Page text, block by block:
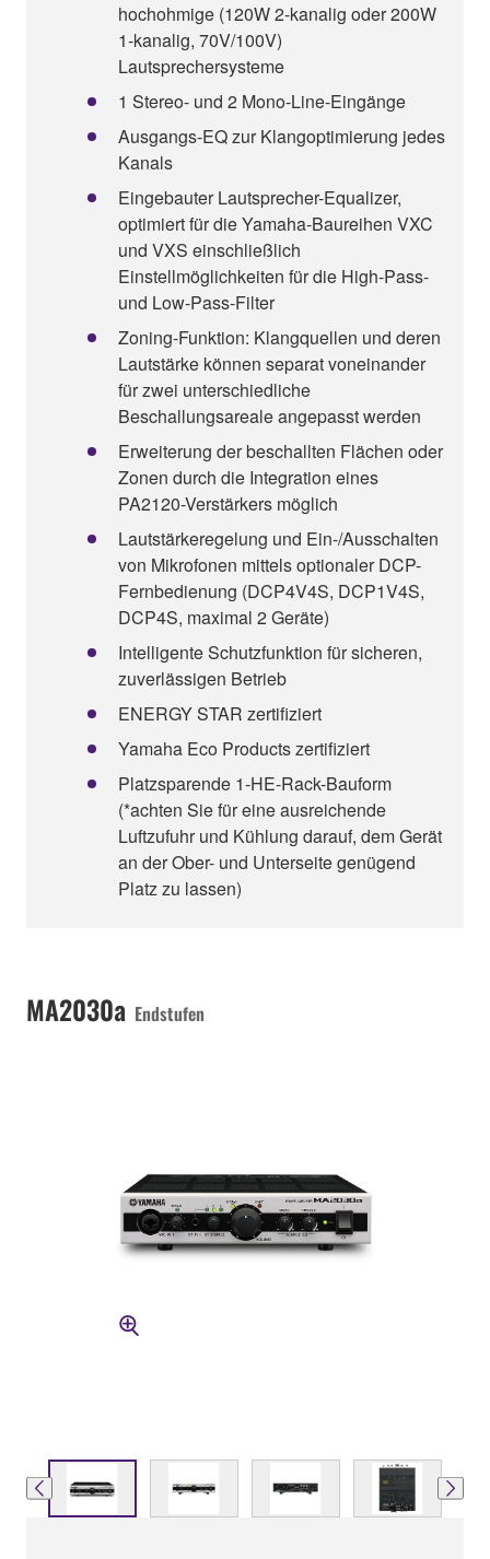
hochohmige (120W 2-kanalig oder 200W
1-kanalig, 70V/100V)
Lautsprechersysteme
1 Stereo- und 2 Mono-Line-Eingänge
Ausgangs-EQ zur Klangoptimierung jedes
Kanals
Eingebauter Lautsprecher-Equalizer,
optimiert für die Yamaha-Baureihen VXC
und VXS einschließlich
Einstellmöglichkeiten für die High-Pass-
und Low-Pass-Filter
Zoning-Funktion: Klangquellen und deren
Lautstärke können separat voneinander
für zwei unterschiedliche
Beschallungsareale angepasst werden
Erweiterung der beschallten Flächen oder
Zonen durch die Integration eines
PA2120-Verstärkers möglich
Lautstärkeregelung und Ein-/Ausschalten
von Mikrofonen mittels optionaler DCP-
Fernbedienung (DCP4V4S, DCP1V4S,
DCP4S, maximal 2 Geräte)
Intelligente Schutzfunktion für sicheren,
zuverlässigen Betrieb
ENERGY STAR zertifiziert
Yamaha Eco Products zertifiziert
Platzsparende 1-HE-Rack-Bauform
(*achten Sie für eine ausreichende
Luftzufuhr und Kühlung darauf, dem Gerät
an der Ober- und Unterseite genügend
Platz zu lassen)
MA2030a Endstufen